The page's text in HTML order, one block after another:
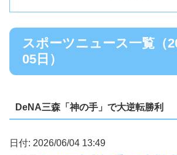
スポーツニュース一覧（
05日）
DeNA三森「神の手」で大逆転勝利
日付: 2026/06/04 13:49